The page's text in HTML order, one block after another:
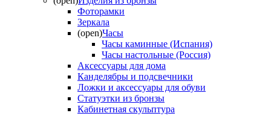
Фоторамки
Зеркала
(open)Часы
Часы каминные (Испания)
Часы настольные (Россия)
Аксессуары для дома
Канделябры и подсвечники
Ложки и аксессуары для обуви
Статуэтки из бронзы
Кабинетная скульптура